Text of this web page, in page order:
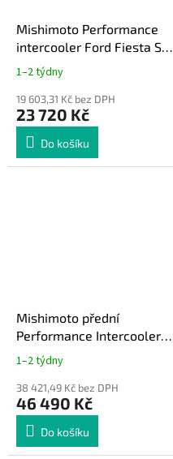
Mishimoto Performance
intercooler Ford Fiesta ST
180 zlatá
1–2 týdny
19 603,31 Kč bez DPH
23 720 Kč
Do košíku
Mishimoto přední
Performance Intercooler
kit Subaru Impreza STI 08-
14 černá včetně sání
1–2 týdny
38 421,49 Kč bez DPH
46 490 Kč
Do košíku